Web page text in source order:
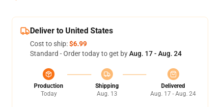
Deliver to United States
Cost to ship:$6.99
Standard - Order today to get byAug. 17 - Aug. 24
Production
Today
Shipping
Aug. 13
Delivered
Aug. 17 - Aug. 24